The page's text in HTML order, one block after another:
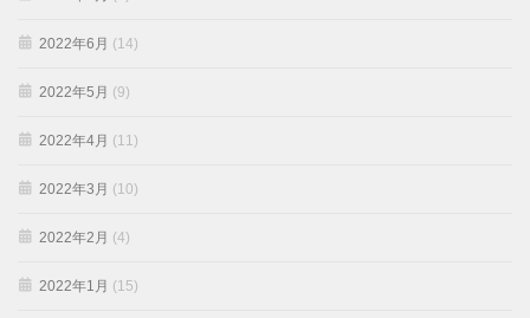
2022年6月 (14)
2022年5月 (9)
2022年4月 (11)
2022年3月 (10)
2022年2月 (4)
2022年1月 (15)